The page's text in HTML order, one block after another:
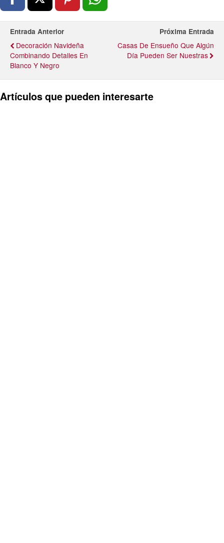
Entrada Anterior
Decoración Navideña
Combinando Detalles En
Blanco Y Negro
Próxima Entrada
Casas De Ensueño Que Algún
Día Pueden Ser Nuestras
Artículos que pueden interesarte